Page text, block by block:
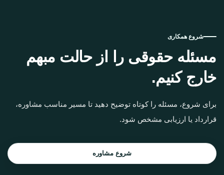
شروع همکاری
مسئله حقوقی را از حالت مبهم
خارج کنیم.
برای شروع، مسئله را کوتاه توضیح دهید تا مسیر مناسب مشاوره،
قرارداد یا ارزیابی مشخص شود.
شروع مشاوره